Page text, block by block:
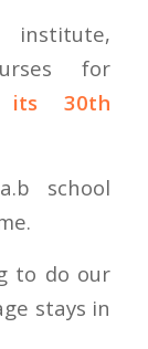
for
its 30th
school
to do our
stays in